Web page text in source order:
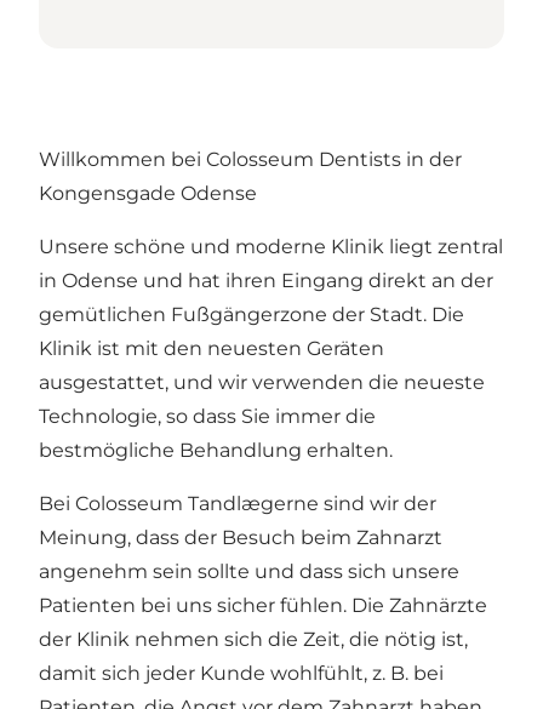
Willkommen bei Colosseum Dentists in der
Kongensgade Odense
Unsere schöne und moderne Klinik liegt zentral
in Odense und hat ihren Eingang direkt an der
gemütlichen Fußgängerzone der Stadt. Die
Klinik ist mit den neuesten Geräten
ausgestattet, und wir verwenden die neueste
Technologie, so dass Sie immer die
bestmögliche Behandlung erhalten.
Bei Colosseum Tandlægerne sind wir der
Meinung, dass der Besuch beim Zahnarzt
angenehm sein sollte und dass sich unsere
Patienten bei uns sicher fühlen. Die Zahnärzte
der Klinik nehmen sich die Zeit, die nötig ist,
damit sich jeder Kunde wohlfühlt, z. B. bei